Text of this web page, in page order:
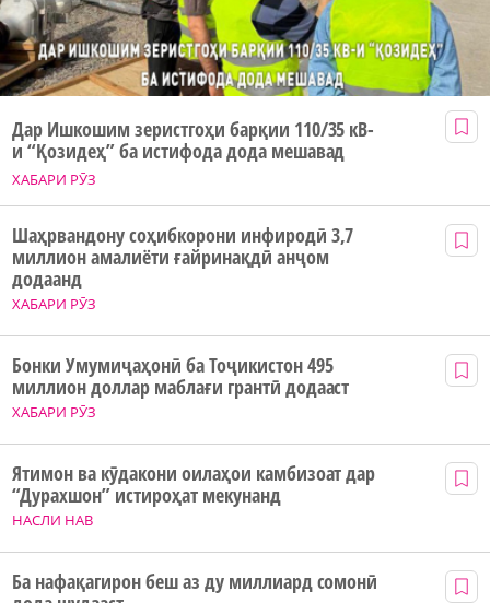
ХАБАРИ РӮЗ
Дар Ишкошим зеристгоҳи барқии 110/35 кВ-
и “Қозидеҳ” ба истифода дода мешавад
ХАБАРИ РӮЗ
Шаҳрвандону соҳибкорони инфиродӣ 3,7
миллион амалиёти ғайринақдӣ анҷом
додаанд
ХАБАРИ РӮЗ
Бонки Умумиҷаҳонӣ ба Тоҷикистон 495
миллион доллар маблағи грантӣ додааст
НАСЛИ НАВ
Ятимон ва кӯдакони оилаҳои камбизоат дар
“Дурахшон” истироҳат мекунанд
Ба нафақагирон беш аз ду миллиард сомонӣ